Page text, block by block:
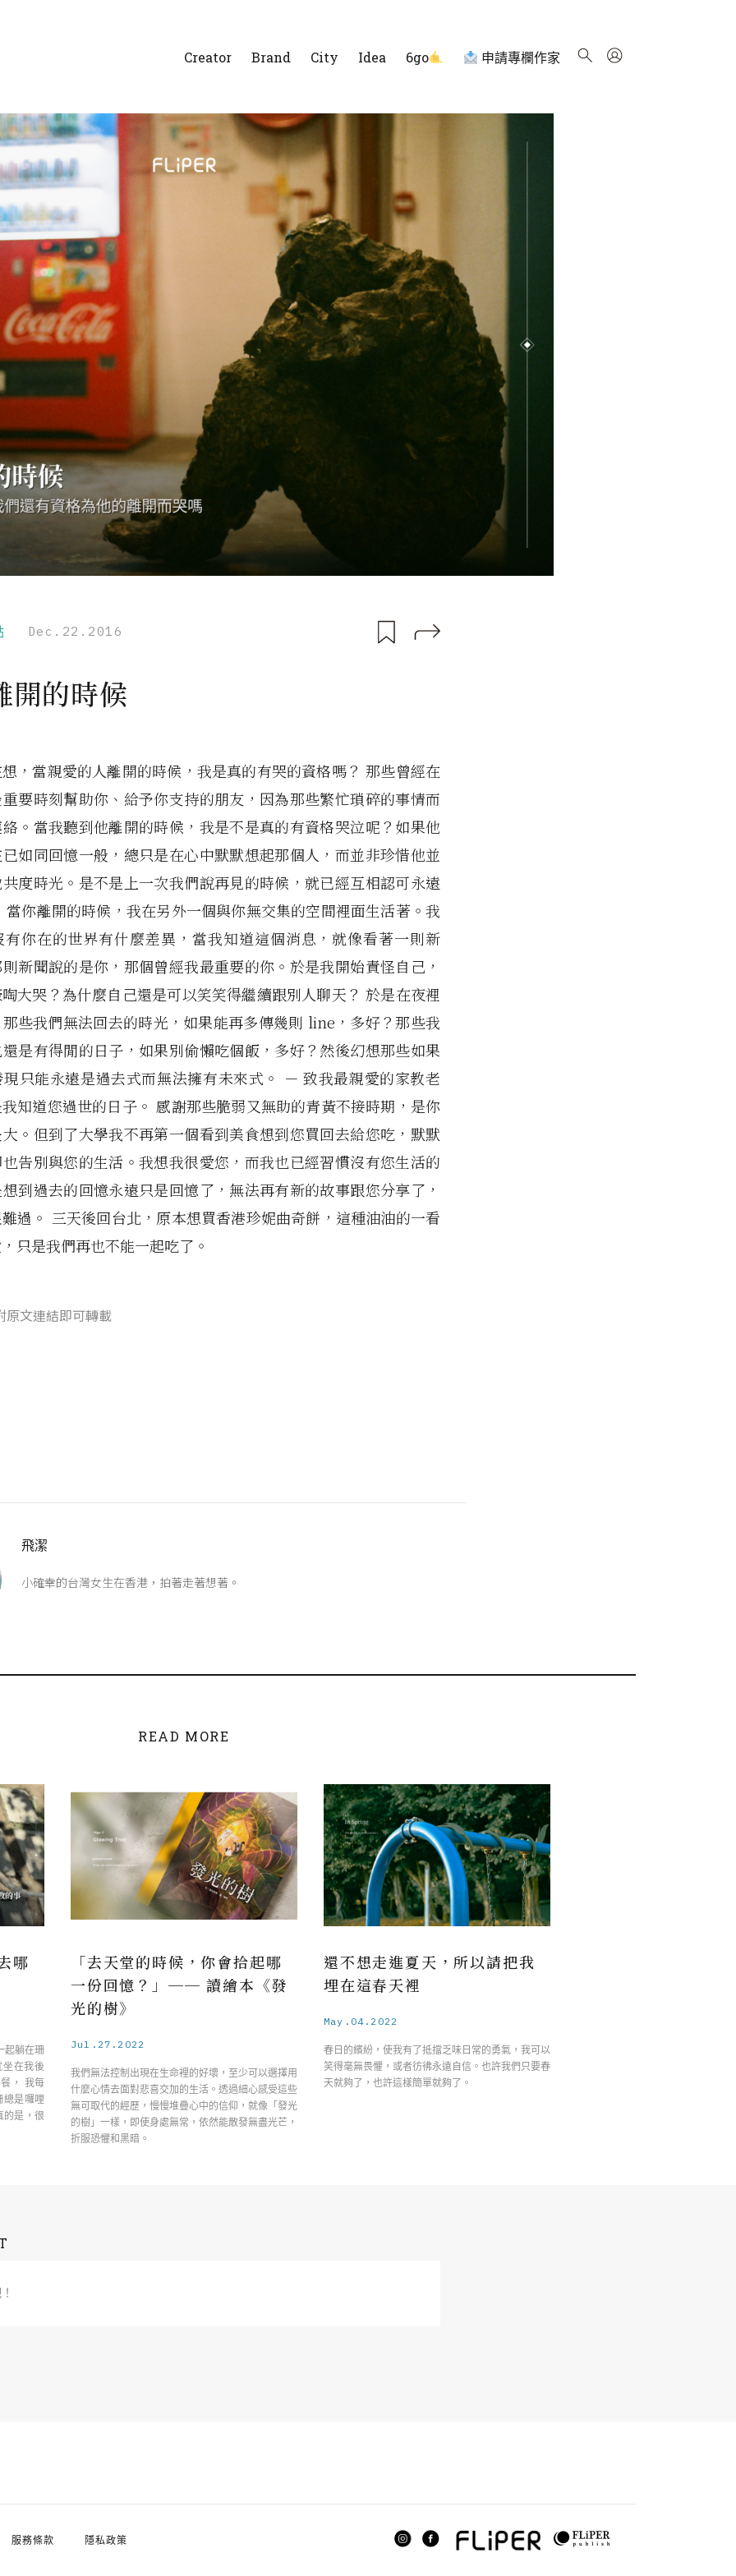
Creator Brand City Idea 6go 申請專欄作家
Dec.22.2016
開的時候
，當親愛的人離開的時候，我是真的有哭的資格嗎？ 那些曾經在
要時刻幫助你、給予你支持的朋友，因為那些繁忙瑣碎的事情而
。當我聽到他離開的時候，我是不是真的有資格哭泣呢？如果他
如同回憶一般，總只是在心中默默想起那個人，而並非珍惜他並
度時光。是不是上一次我們說再見的時候，就已經互相認可永遠
當你離開的時候，我在另外一個與你無交集的空間裡面生活著。我
你在的世界有什麼差異，當我知道這個消息，就像看著一則新
新聞說的是你，那個曾經我最重要的你。於是我開始責怪自己，
大哭？為什麼自己還是可以笑笑得繼續跟別人聊天？ 於是在夜裡
些我們無法回去的時光，如果能再多傳幾則 line，多好？那些我
是有得閒的日子，如果別偷懶吃個飯，多好？然後幻想那些如果
只能永遠是過去式而無法擁有未來式。 － 致我最親愛的家教老
知道您過世的日子。 感謝那些脆弱又無助的青黃不接時期，是你
。但到了大學我不再第一個看到美食想到您買回去給您吃，默默
告別與您的生活。我想我很愛您，而我也已經習慣沒有您生活的
到過去的回憶永遠只是回憶了，無法再有新的故事跟您分享了，
過。 三天後回台北，原本想買香港珍妮曲奇餅，這種油油的一看
只是我們再也不能一起吃了。
原文連結即可轉載
飛潔
小確幸的台灣女生在香港，拍著走著想著。
READ MORE
哪
起躺在珊
在我後
， 我每
是囉哩
的是，很
「去天堂的時候，你會拾起哪
一份回憶？」── 讀繪本《發
光的樹》
Jul.27.2022
我們無法控制出現在生命裡的好壞，至少可以選擇用
什麼心情去面對悲喜交加的生活。透過細心感受這些
無可取代的經歷，慢慢堆疊心中的信仰，就像「發光
的樹」一樣，即使身處無常，依然能散發無盡光芒，
折服恐懼和黑暗。
還不想走進夏天，所以請把我
埋在這春天裡
May.04.2022
春日的繽紛，使我有了抵擋乏味日常的勇氣，我可以
笑得毫無畏懼，或者彷彿永遠自信。也許我們只要春
天就夠了，也許這樣簡單就夠了。
服務條款 隱私政策